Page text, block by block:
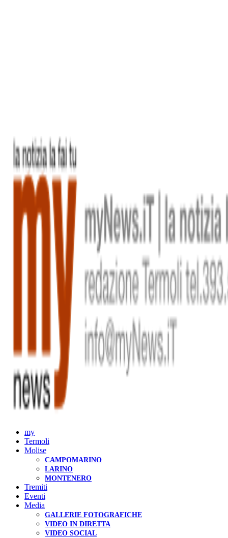
my
Termoli
Molise
CAMPOMARINO
LARINO
MONTENERO
Tremiti
Eventi
Media
GALLERIE FOTOGRAFICHE
VIDEO IN DIRETTA
VIDEO SOCIAL